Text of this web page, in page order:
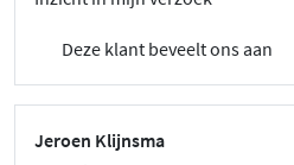
Deze klant beveelt ons aan
Jeroen Klijnsma